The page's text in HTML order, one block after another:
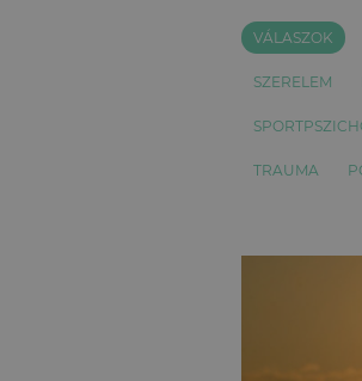
VÁLASZOK
SZERELEM
TRAUMA